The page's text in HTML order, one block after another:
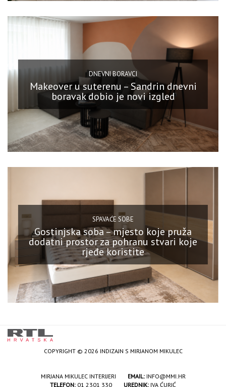
DNEVNI BORAVCI
Makeover u suterenu – Sandrin dnevni
boravak dobio je novi izgled
SPAVAĆE SOBE
Gostinjska soba – mjesto koje pruža
dodatni prostor za pohranu stvari koje
rjeđe koristite
COPYRIGHT © 2026 INDIZAJN S MIRJANOM MIKULEC
MIRJANA MIKULEC INTERIJERI EMAIL: INFO@MMI.HR
TELEFON: 01 2301 330 UREDNIK: IVA ĆURIĆ